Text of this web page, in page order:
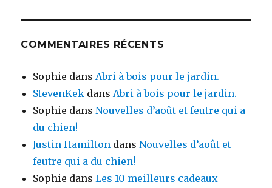
COMMENTAIRES RÉCENTS
Sophie dans Abri à bois pour le jardin.
StevenKek dans Abri à bois pour le jardin.
Sophie dansNouvelles d’août et feutre qui a
du chien!
Justin Hamilton dansNouvelles d’août et
feutre qui a du chien!
Sophie dansLes 10 meilleurs cadeaux